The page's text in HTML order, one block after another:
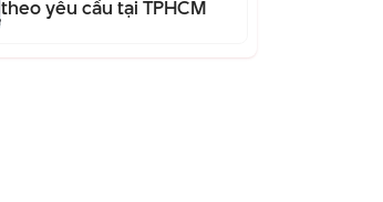
theo yêu cầu tại TPHCM